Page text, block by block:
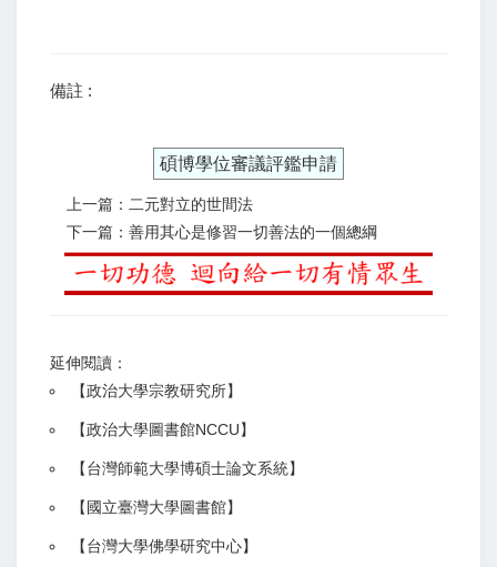
備註 :
碩博學位審議評鑑申請
上一篇：二元對立的世間法
下一篇：善用其心是修習一切善法的一個總綱
延伸閱讀：
【政治大學宗教研究所】
【政治大學圖書館NCCU】
【台灣師範大學博碩士論文系統】
【 國立臺灣大學圖書館】
【台灣大學佛學研究中心】